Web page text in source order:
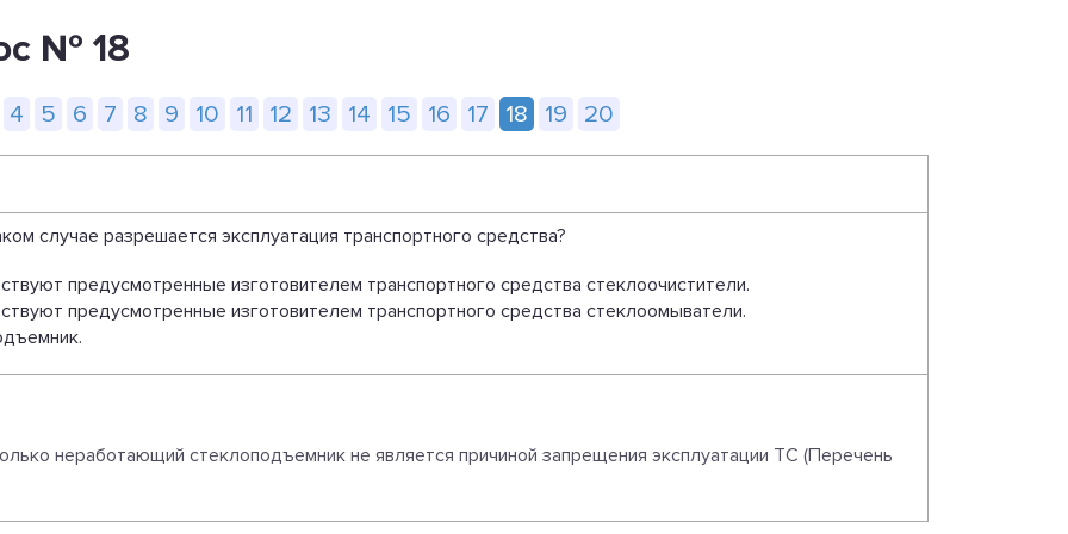
№ 18
4 5 6 7 8 9 10 11 12 13 14 15 16 17 18 19 20
случае разрешается эксплуатация транспортного средства?
предусмотренные изготовителем транспортного средства стеклоочистители.
предусмотренные изготовителем транспортного средства стеклоомыватели.
неработающий стеклоподъемник не является причиной запрещения эксплуатации ТС (Перечень